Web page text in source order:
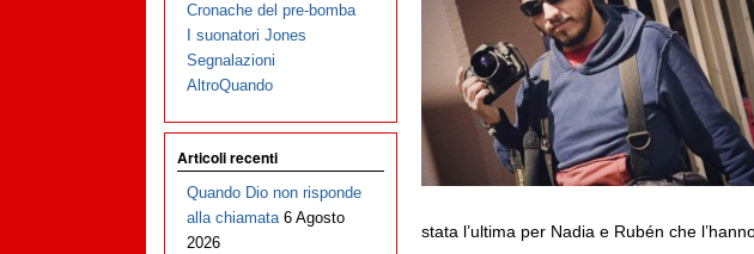
stata l’ultima per Nadia e Rubén che
Cronache del pre-bomba
I suonatori Jones
Segnalazioni
AltroQuando
Articoli recenti
Quando Dio non risponde
alla chiamata 6 Agosto
2026